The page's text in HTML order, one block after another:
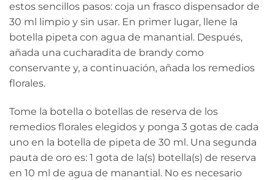
estos sencillos pasos: coja un frasco dispensador de
30 ml limpio y sin usar. En primer lugar, llene la
botella pipeta con agua de manantial. Después,
añada una cucharadita de brandy como
conservante y, a continuación, añada los remedios
florales.
Tome la botella o botellas de reserva de los
remedios florales elegidos y ponga 3 gotas de cada
uno en la botella de pipeta de 30 ml. Una segunda
pauta de oro es: 1 gota de la(s) botella(s) de reserva
en 10 ml de agua de manantial. No es necesario